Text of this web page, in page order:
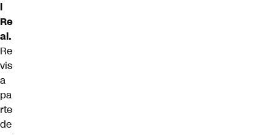
l
Re
al.
Re
vis
a
pa
rte
de